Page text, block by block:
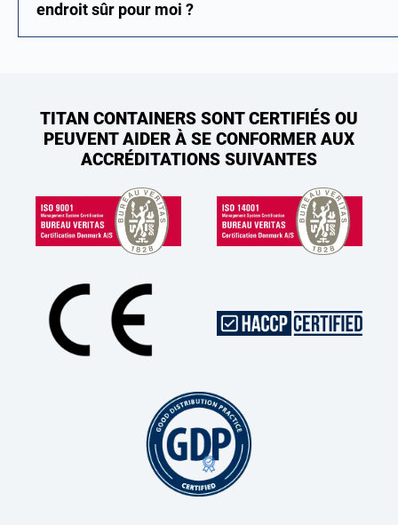
endroit sûr pour moi ?
TITAN CONTAINERS SONT CERTIFIÉS OU
PEUVENT AIDER À SE CONFORMER AUX
ACCRÉDITATIONS SUIVANTES